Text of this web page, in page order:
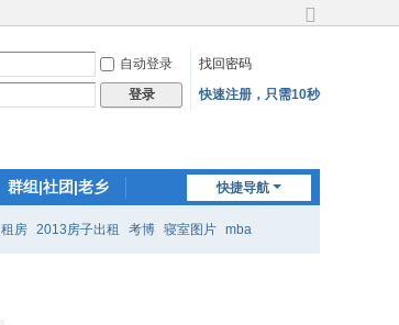
宽
自动登录
找回密码
登录 快速注册，只需10秒
快捷导航
群组|社团|老乡
租房 2013房子出租 考博 寝室图片 mba